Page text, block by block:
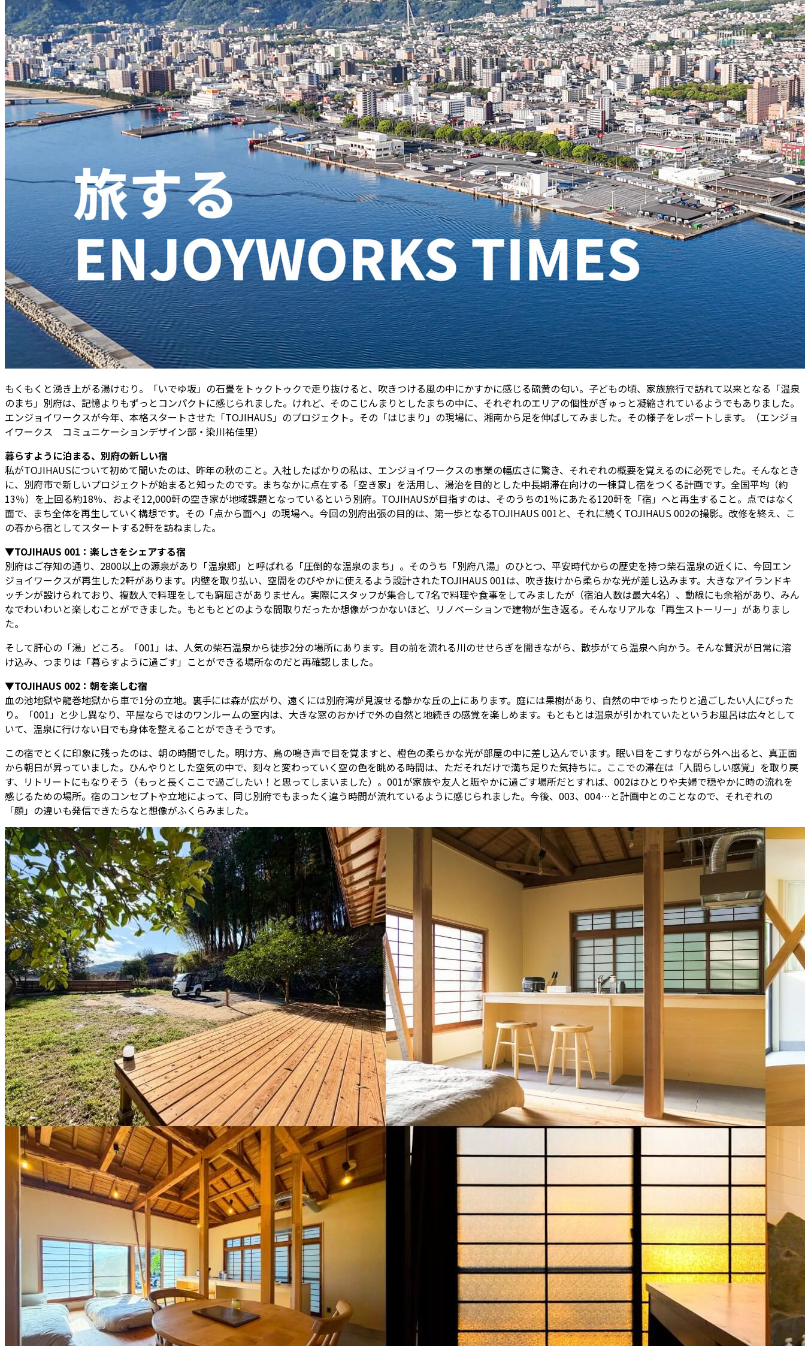
もくもくと湧き上がる湯けむり。「いでゆ坂」の石畳をトゥクトゥクで走り抜けると、吹きつける風の中にかすかに感じる硫黄の匂い。子どもの頃、家族旅行で訪れて以来となる「温泉
のまち」別府は、記憶よりもずっとコンパクトに感じられました。けれど、そのこじんまりとしたまちの中に、それぞれのエリアの個性がぎゅっと凝縮されているようでもありました。
エンジョイワークスが今年、本格スタートさせた「TOJIHAUS」のプロジェクト。その「はじまり」の現場に、湘南から足を伸ばしてみました。その様子をレポートします。（エンジョ
イワークス コミュニケーションデザイン部・染川祐佳里）
暮らすように泊まる、別府の新しい宿
私がTOJIHAUSについて初めて聞いたのは、昨年の秋のこと。入社したばかりの私は、エンジョイワークスの事業の幅広さに驚き、それぞれの概要を覚えるのに必死でした。そんなとき
に、別府市で新しいプロジェクトが始まると知ったのです。まちなかに点在する「空き家」を活用し、湯治を目的とした中長期滞在向けの一棟貸し宿をつくる計画です。全国平均（約
13％）を上回る約18％、およそ12,000軒の空き家が地域課題となっているという別府。TOJIHAUSが目指すのは、そのうちの1％にあたる120軒を「宿」へと再生すること。点ではなく
面で、まち全体を再生していく構想です。その「点から面へ」の現場へ。今回の別府出張の目的は、第一歩となるTOJIHAUS 001と、それに続くTOJIHAUS 002の撮影。改修を終え、こ
の春から宿としてスタートする2軒を訪ねました。
▼TOJIHAUS 001：楽しさをシェアする宿
別府はご存知の通り、2800以上の源泉があり「温泉郷」と呼ばれる「圧倒的な温泉のまち」。そのうち「別府八湯」のひとつ、平安時代からの歴史を持つ柴石温泉の近くに、今回エン
ジョイワークスが再生した2軒があります。内壁を取り払い、空間をのびやかに使えるよう設計されたTOJIHAUS 001は、吹き抜けから柔らかな光が差し込みます。大きなアイランドキ
ッチンが設けられており、複数人で料理をしても窮屈さがありません。実際にスタッフが集合して7名で料理や食事をしてみましたが（宿泊人数は最大4名）、動線にも余裕があり、みん
なでわいわいと楽しむことができました。もともとどのような間取りだったか想像がつかないほど、リノベーションで建物が生き返る。そんなリアルな「再生ストーリー」がありまし
た。
そして肝心の「湯」どころ。「001」は、人気の柴石温泉から徒歩2分の場所にあります。目の前を流れる川のせせらぎを聞きながら、散歩がてら温泉へ向かう。そんな贅沢が日常に溶
け込み、つまりは「暮らすように過ごす」ことができる場所なのだと再確認しました。
▼TOJIHAUS 002：朝を楽しむ宿
血の池地獄や龍巻地獄から車で1分の立地。裏手には森が広がり、遠くには別府湾が見渡せる静かな丘の上にあります。庭には果樹があり、自然の中でゆったりと過ごしたい人にぴった
り。「001」と少し異なり、平屋ならではのワンルームの室内は、大きな窓のおかげで外の自然と地続きの感覚を楽しめます。もともとは温泉が引かれていたというお風呂は広々として
いて、温泉に行けない日でも身体を整えることができそうです。
この宿でとくに印象に残ったのは、朝の時間でした。明け方、鳥の鳴き声で目を覚ますと、橙色の柔らかな光が部屋の中に差し込んでいます。眠い目をこすりながら外へ出ると、真正面
から朝日が昇っていました。ひんやりとした空気の中で、刻々と変わっていく空の色を眺める時間は、ただそれだけで満ち足りた気持ちに。ここでの滞在は「人間らしい感覚」を取り戻
す、リトリートにもなりそう（もっと長くここで過ごしたい！と思ってしまいました）。001が家族や友人と賑やかに過ごす場所だとすれば、002はひとりや夫婦で穏やかに時の流れを
感じるための場所。宿のコンセプトや立地によって、同じ別府でもまったく違う時間が流れているように感じられました。今後、003、004…と計画中とのことなので、それぞれの
「顔」の違いも発信できたらなと想像がふくらみました。